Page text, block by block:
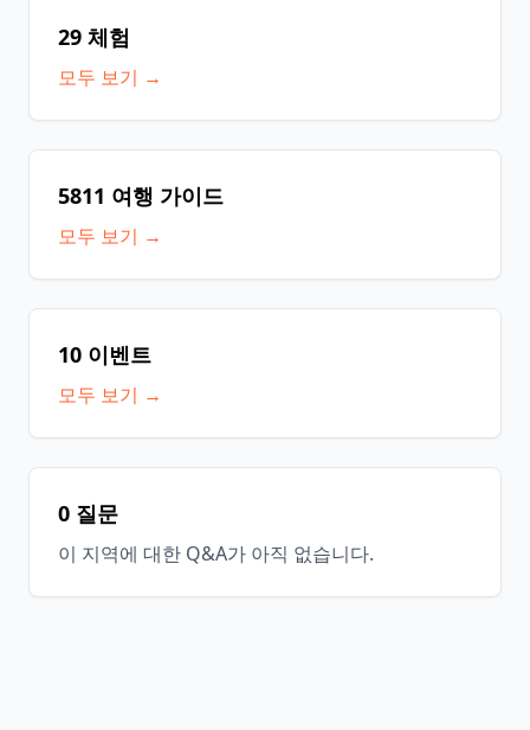
29 체험
모두 보기 →
5811 여행 가이드
모두 보기 →
10 이벤트
모두 보기 →
0 질문
이 지역에 대한 Q&A가 아직 없습니다.